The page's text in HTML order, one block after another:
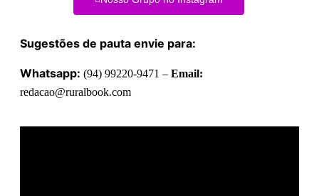
Sugestões de pauta envie para:
Whatsapp: (94) 99220-9471 – Email:
redacao@ruralbook.com